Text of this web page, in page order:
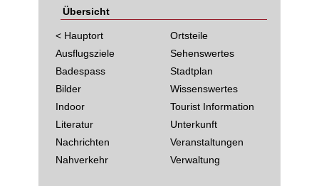
Übersicht
< Hauptort
Ausflugsziele
Badespass
Bilder
Indoor
Literatur
Nachrichten
Nahverkehr
Ortsteile
Sehenswertes
Stadtplan
Wissenswertes
Tourist Information
Unterkunft
Veranstaltungen
Verwaltung